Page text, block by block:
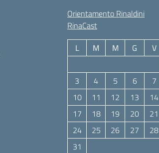
Orientamento Rinaldini
RinaCast
L M M G V
3
4 5 6 7
10
11 12 13 14
17
18 19 20 21
24
25 26 27 28
31